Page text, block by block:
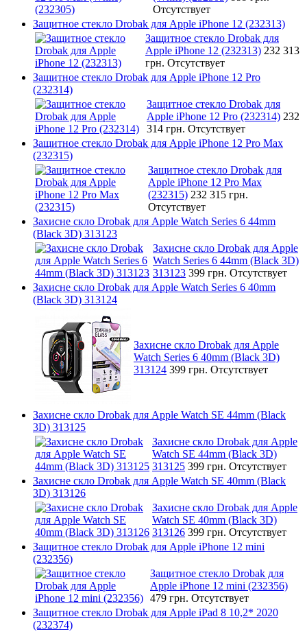
Отсутствует
Защитное стекло Drobak для Apple iPhone 12 (232313)
Защитное стекло Drobak для
Apple iPhone 12 (232313) 232 313
грн. Отсутствует
Защитное стекло Drobak для Apple iPhone 12 Pro
(232314)
Защитное стекло Drobak для
Apple iPhone 12 Pro (232314) 232
314 грн. Отсутствует
Защитное стекло Drobak для Apple iPhone 12 Pro Max
(232315)
Защитное стекло Drobak для
Apple iPhone 12 Pro Max
(232315) 232 315 грн.
Отсутствует
Захисне скло Drobak для Apple Watch Series 6 44mm
(Black 3D) 313123
Захисне скло Drobak для Apple
Watch Series 6 44mm (Black 3D)
313123 399 грн. Отсутствует
Захисне скло Drobak для Apple Watch Series 6 40mm
(Black 3D) 313124
Захисне скло Drobak для Apple
Watch Series 6 40mm (Black 3D)
313124 399 грн. Отсутствует
Захисне скло Drobak для Apple Watch SE 44mm (Black
3D) 313125
Захисне скло Drobak для Apple
Watch SE 44mm (Black 3D)
313125 399 грн. Отсутствует
Захисне скло Drobak для Apple Watch SE 40mm (Black
3D) 313126
Захисне скло Drobak для Apple
Watch SE 40mm (Black 3D)
313126 399 грн. Отсутствует
Защитное стекло Drobak для Apple iPhone 12 mini
(232356)
Защитное стекло Drobak для
Apple iPhone 12 mini (232356)
479 грн. Отсутствует
Защитное стекло Drobak для Apple iPad 8 10,2* 2020
(232374)